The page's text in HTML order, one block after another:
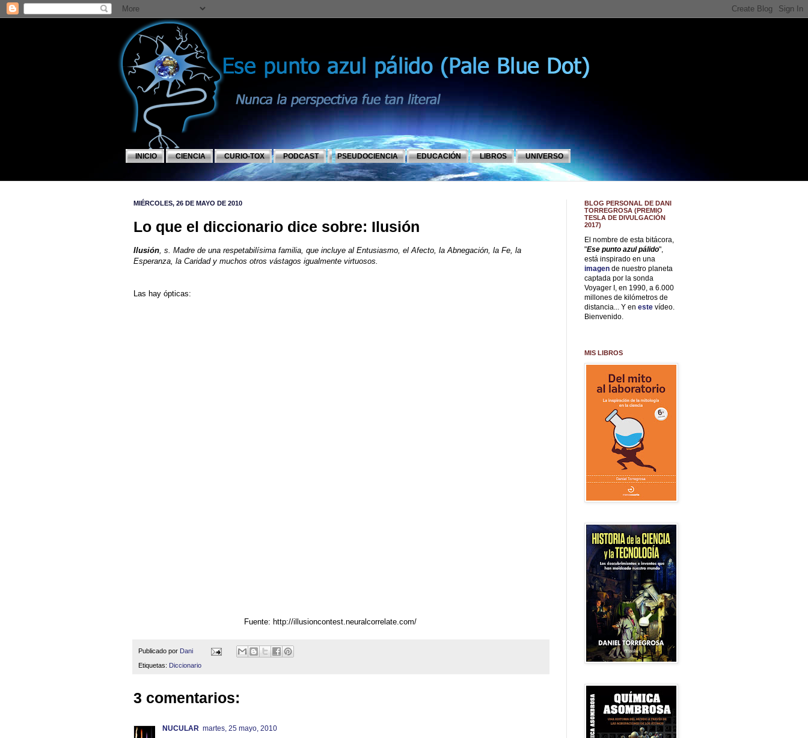
INICIO CIENCIA CURIO-TOX PODCAST PSEUDOCIENCIA EDUCACIÓN LIBROS UNIVERSO
MIÉRCOLES, 26 DE MAYO DE 2010
Lo que el diccionario dice sobre: Ilusión
Ilusión , s. Madre de una respetabilísima familia, que incluye al Entusiasmo, el Afecto, la Abnegación, la Fe, la
Esperanza, la Caridad y muchos otros vástagos igualmente virtuosos.
Las hay ópticas:
Fuente: http://illusioncontest.neuralcorrelate.com/
Publicado por Dani
Etiquetas: Diccionario
3 comentarios:
NUCULAR martes, 25 mayo, 2010
BLOG PERSONAL DE DANI
TORREGROSA (PREMIO
TESLA DE DIVULGACIÓN
2017)
El nombre de esta bitácora,
"Ese punto azul pálido",
está inspirado en una
imagen de nuestro planeta
captada por la sonda
Voyager I, en 1990, a 6.000
millones de kilómetros de
distancia... Y en este vídeo.
Bienvenido.
MIS LIBROS